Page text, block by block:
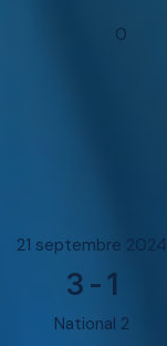
0
21 septembre 2024
3 -1
National 2